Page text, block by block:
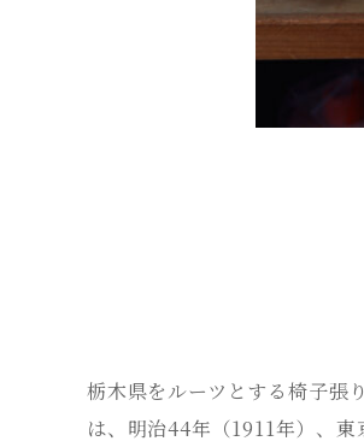
栃木県をルーツとする椅子張
は、明治44年（1911年）、